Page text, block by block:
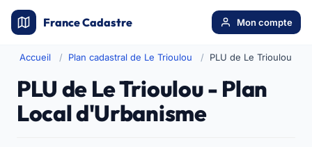
France Cadastre Mon compte
Accueil Plan cadastral de Le Trioulou PLU de Le Trioulou
PLU de Le Trioulou - Plan
Local d'Urbanisme